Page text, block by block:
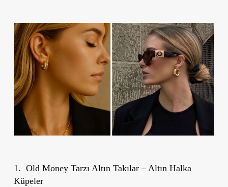
1. Old Money Tarzı Altın Takılar – Altın Halka
Küpeler